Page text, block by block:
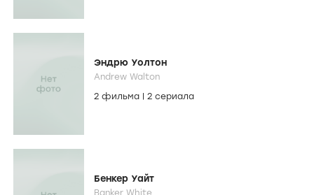
Эндрю Уолтон
Andrew Walton
2 фильма
2 сериала
Бенкер Уайт
Banker White